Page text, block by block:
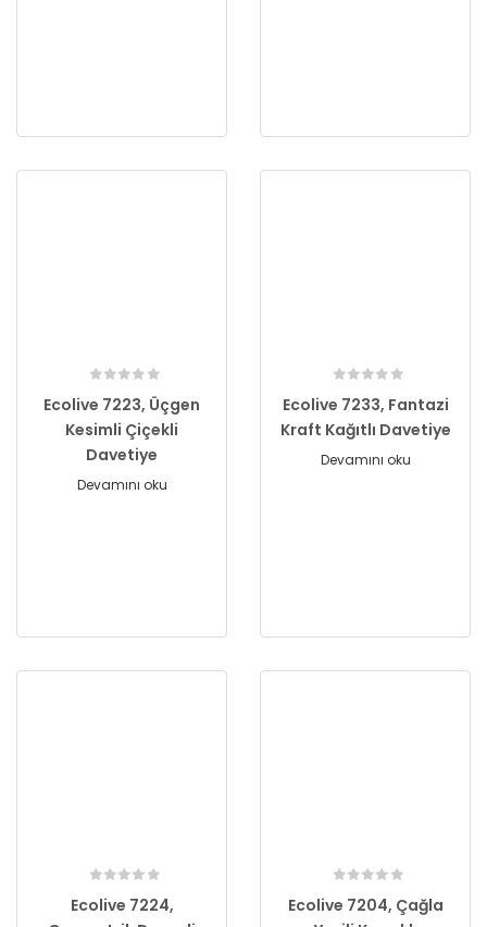
Ecolive 7223, Üçgen
Kesimli Çiçekli
Davetiye
Devamını oku
Ecolive 7233, Fantazi
Kraft Kağıtlı Davetiye
Devamını oku
Ecolive 7224,
Ecolive 7204, Çağla